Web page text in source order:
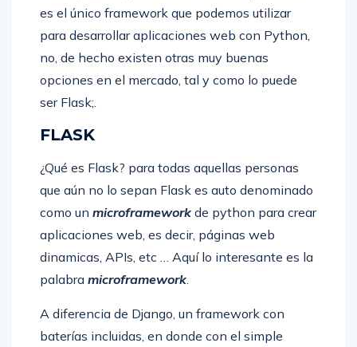
es el único framework que podemos utilizar
para desarrollar aplicaciones web con Python,
no, de hecho existen otras muy buenas
opciones en el mercado, tal y como lo puede
ser Flask;.
FLASK
¿Qué es Flask? para todas aquellas personas
que aún no lo sepan Flask es auto denominado
como un microframework de python para crear
aplicaciones web, es decir, páginas web
dinamicas, APIs, etc … Aquí lo interesante es la
palabra microframework.
A diferencia de Django, un framework con
baterías incluidas, en donde con el simple